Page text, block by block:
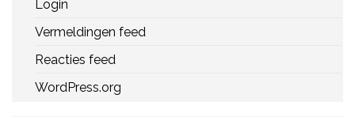
Login
Vermeldingen feed
Reacties feed
WordPress.org